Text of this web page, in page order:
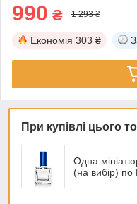
990 ₴ 1 293 ₴
Економія 303 ₴
При купівлі цього
Одна
(на вибір)